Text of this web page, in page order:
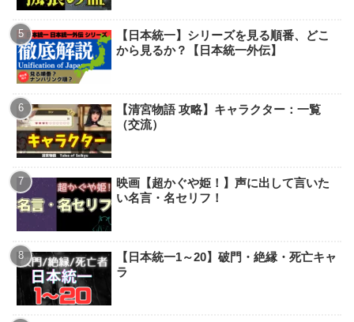
【日本統一】シリーズを見る順番、どこ
から見るか？【日本統一外伝】
【清宮物語 攻略】キャラクター：一覧
（交流）
映画【超かぐや姫！】声に出して言いた
い名言・名セリフ！
【日本統一1～20】破門・絶縁・死亡キャ
ラ